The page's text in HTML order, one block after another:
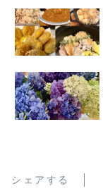
シェアする